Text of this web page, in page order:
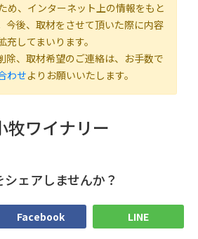
め、インターネット上の情報をもと
今後、取材をさせて頂いた際に内容
充してまいります。
除、取材希望のご連絡は、お手数で
わせよりお願いいたします。
牧ワイナリー
ェアしませんか？
Facebook LINE